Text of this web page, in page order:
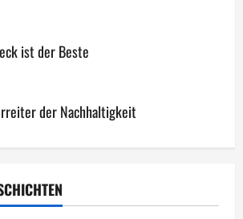
ist der Beste
der Nachhaltigkeit